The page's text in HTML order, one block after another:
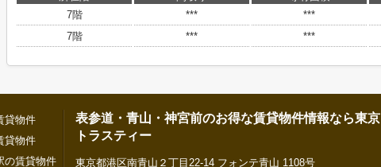
7階
*** ***
7階
*** ***
貸物件
貸物件
の賃貸物件
表参道・青山・神宮前のお得な賃貸物件情報なら東京
トラスティー
東京都港区南青山２丁目22-14 フォンテ青山 1108号